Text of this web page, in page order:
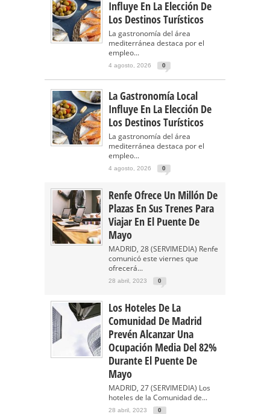
Influye En La Elección De
Los Destinos Turísticos
La gastronomía del área
mediterránea destaca por el
empleo...
4 agosto, 2026 0
La Gastronomía Local
Influye En La Elección De
Los Destinos Turísticos
La gastronomía del área
mediterránea destaca por el
empleo...
4 agosto, 2026 0
Renfe Ofrece Un Millón De
Plazas En Sus Trenes Para
Viajar En El Puente De
Mayo
MADRID, 28 (SERVIMEDIA) Renfe
comunicó este viernes que
ofrecerá...
28 abril, 2023 0
Los Hoteles De La
Comunidad De Madrid
Prevén Alcanzar Una
Ocupación Media Del 82%
Durante El Puente De
Mayo
MADRID, 27 (SERVIMEDIA) Los
hoteles de la Comunidad de...
28 abril, 2023 0